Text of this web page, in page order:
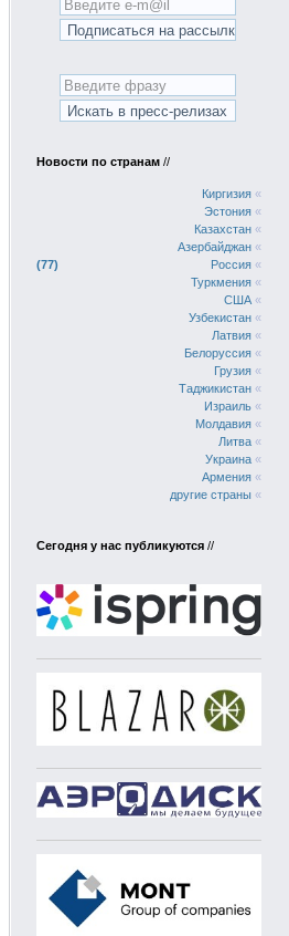
Новости по странам //
Киргизия «
Эстония «
Казахстан «
Азербайджан «
77
Россия «
Туркмения «
США «
Узбекистан «
Латвия «
Белоруссия «
Грузия «
Таджикистан «
Израиль «
Молдавия «
Литва «
Украина «
Армения «
другие страны «
Сегодня у нас публикуются //